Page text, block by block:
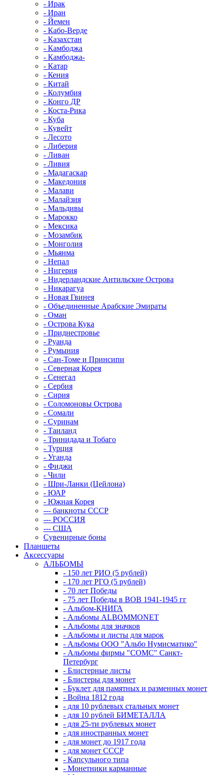
- Ирак
- Иран
- Йемен
- Кабо-Верде
- Казахстан
- Камбоджа
- Камбоджа-
- Катар
- Кения
- Китай
- Колумбия
- Конго ДР
- Коста-Рика
- Куба
- Кувейт
- Лесото
- Либерия
- Ливан
- Ливия
- Мадагаскар
- Македония
- Малави
- Малайзия
- Мальдивы
- Марокко
- Мексика
- Мозамбик
- Монголия
- Мьянма
- Непал
- Нигерия
- Нидерландские Антильские Острова
- Никарагуа
- Новая Гвинея
- Объединенные Арабские Эмираты
- Оман
- Острова Кука
- Приднестровье
- Руанда
- Румыния
- Сан-Томе и Принсипи
- Северная Корея
- Сенегал
- Сербия
- Сирия
- Соломоновы Острова
- Сомали
- Суринам
- Таиланд
- Тринидада и Тобаго
- Турция
- Уганда
- Фиджи
- Чили
- Шри-Ланки (Цейлона)
- ЮАР
- Южная Корея
--- банкноты СССР
--- РОССИЯ
--- США
Сувенирные боны
Планшеты
Аксессуары
АЛЬБОМЫ
- 150 лет РИО (5 рублей)
- 170 лет РГО (5 рублей)
- 70 лет Победы
- 75 лет Победы в ВОВ 1941-1945 гг
- Альбом-КНИГА
- Альбомы ALBOMMONET
- Альбомы для значков
- Альбомы и листы для марок
- Альбомы ООО "Альбо Нумисматико"
- Альбомы фирмы "СОМС" Санкт-
Петербург
- Блистерные листы
- Блистеры для монет
- Буклет для памятных и разменных монет
- Война 1812 года
- для 10 рублевых стальных монет
- для 10 рублей БИМЕТАЛЛА
- для 25-ти рублевых монет
- для иностранных монет
- для монет до 1917 года
- для монет СССР
- Капсульного типа
- Монетники карманные